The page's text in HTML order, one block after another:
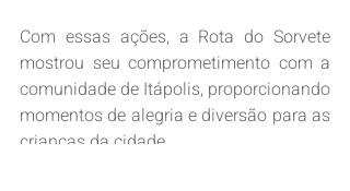
Com essas ações, a Rota do Sorvete
mostrou seu comprometimento com a
comunidade de Itápolis, proporcionando
momentos de alegria e diversão para as
crianças da cidade.